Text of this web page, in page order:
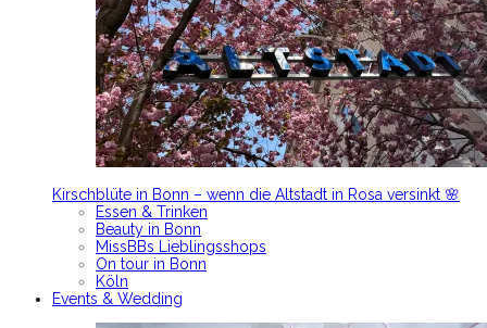
Kirschblüte in Bonn – wenn die Altstadt in Rosa versinkt 🌸
Essen & Trinken
Beauty in Bonn
MissBBs Lieblingsshops
On tour in Bonn
Köln
Events & Wedding